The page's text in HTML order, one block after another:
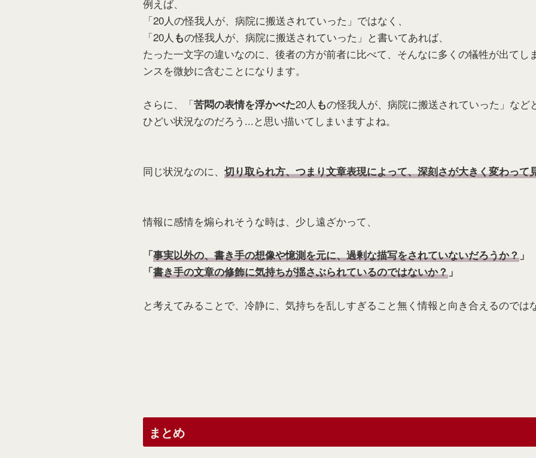
例えば、
「20人の怪我人が、病院に搬送されていった」ではなく、
「20人 もの怪我人が、病院に搬送されていった」と書いてあれば、
たった一文字の違いなのに、後者の方が前者に比べて、そんなに多くの犠牲が出てし
ンスを微妙に含むことになります。
さらに、「苦悶の表情を浮かべた20人 もの怪我人が、病院に搬送されていった」など
ひどい状況なのだろう...と思い描いてしまいますよね。
同じ状況なのに、 切り取られ方、つまり文章表現によって、深刻さが大きく変わって
情報に感情を煽られそうな時は、少し遠ざかって、
「事実以外の、書き手の想像や憶測を元に、過剰な描写をされていないだろうか？ 」
「書き手の文章の修飾に気持ちが揺さぶられているのではないか？ 」
と考えてみることで、冷静に、気持ちを乱しすぎること無く情報と向き合えるのでは
まとめ